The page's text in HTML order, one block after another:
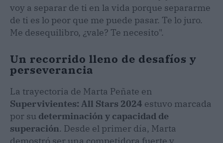
voy a separar de ti en la vida porque separarme
de ti es lo peor que me puede pasar. Te lo juro.
Me desequilibro, ¿vale? Te necesito".
Un recorrido lleno de desafíos y
perseverancia
La trayectoria de Marta Peñate en
Supervivientes: All Stars 2024 estuvo marcada
por su determinación y capacidad de
superación. Desde el primer día, Marta
demostró ser una competidora fuerte y